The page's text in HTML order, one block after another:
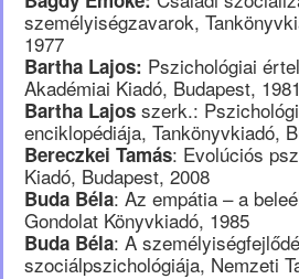
személyiségzavarok,
1977
Bartha Lajos: Pszichológiai
Akadémiai Kiadó, Budapest, 1981
Bartha Lajos szerk.:
enciklopédiája, Tankönyvkiadó,
Bereczkei Tamás: Evolúciós
Kiadó, Budapest, 2008
Buda Béla: Az empátia – a
Gondolat Könyvkiadó, 1985
Buda Béla: A
szociálpszichológiája, Nemzeti